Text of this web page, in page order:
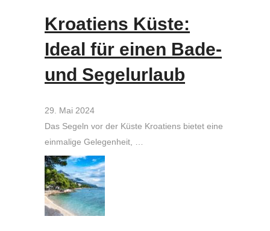
Kroatiens Küste:
Ideal für einen Bade-
und Segelurlaub
29. Mai 2024
Das Segeln vor der Küste Kroatiens bietet eine
einmalige Gelegenheit, …